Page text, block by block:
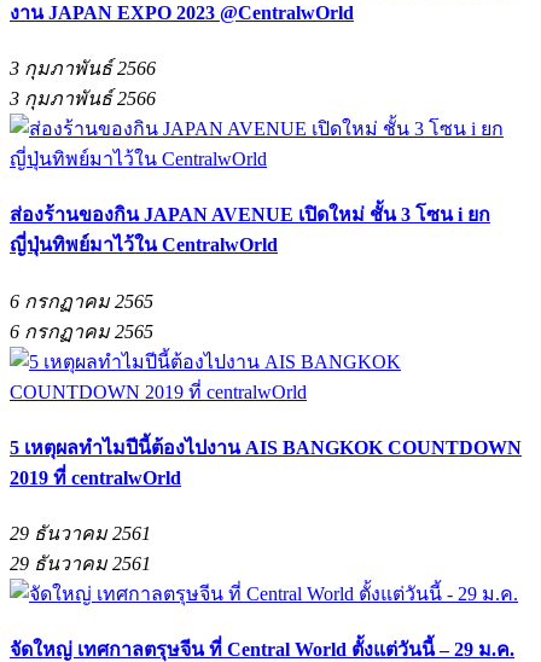
งาน JAPAN EXPO 2023 @CentralwOrld
3 กุมภาพันธ์ 2566
3 กุมภาพันธ์ 2566
ส่องร้านของกิน JAPAN AVENUE เปิดใหม่ ชั้น 3 โซน i ยก
ญี่ปุ่นทิพย์มาไว้ใน CentralwOrld
6 กรกฏาคม 2565
6 กรกฏาคม 2565
5 เหตุผลทำไมปีนี้ต้องไปงาน AIS BANGKOK COUNTDOWN
2019 ที่ centralwOrld
29 ธันวาคม 2561
29 ธันวาคม 2561
จัดใหญ่ เทศกาลตรุษจีน ที่ Central World ตั้งแต่วันนี้ – 29 ม.ค.